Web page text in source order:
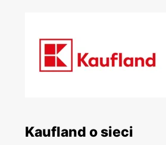
Kaufland o sieci